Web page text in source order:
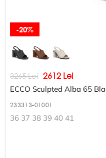
-20%
3265 Lei 2612 Lei
ECCO Sculpted Alba 65
233313-01001
36 37 38 39 40 41